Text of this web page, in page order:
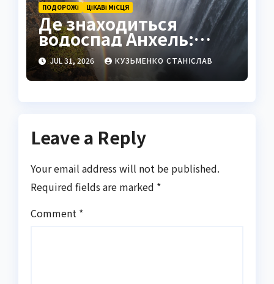
ПОДОРОЖІ ЦІКАВІ МІСЦЯ
Де знаходиться
водоспад Анхель:
повний гід по
найвищому
водоспаду світу
JUL 31, 2026 КУЗЬМЕНКО СТАНІСЛАВ
Leave a Reply
Your email address will not be published.
Required fields are marked *
Comment *